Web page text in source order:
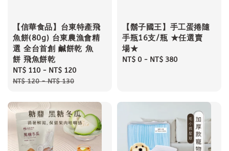
【信華食品】台東特產飛
魚餅(80g) 台東農漁會精
選 全台首創 鹹餅乾 魚
餅 飛魚餅乾
Sale
price
NT$ 110 - NT$ 120
NT$ 120-NT$ 130
【鬍子國王】手工蛋捲隨
手瓶16支/瓶 ★任選賣
場★
Regular
NT$ 0 - NT$ 380